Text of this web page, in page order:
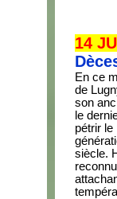
14
En ce
de
son
le
pétrir le
siècle.